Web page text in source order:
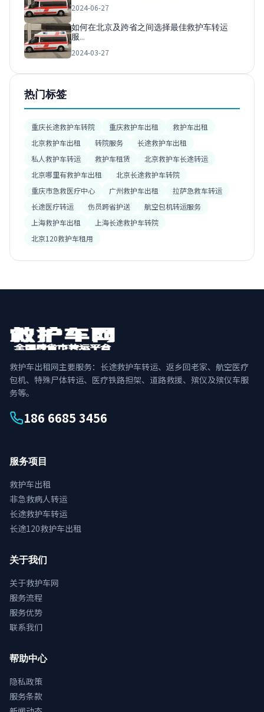
2024-06-27
如何在北京及跨省之间选择最佳救护车转运
服…
2024-03-27
热门标签
重庆长途救护车转院 重庆救护车出租
救护车出租
北京救护车出租
转院服务
长途救护车出租
私人救护车转运
救护车租赁
北京救护车长途转运
北京哪里有救护车出租
北京长途救护车转院
重庆市急救医疗中心
广州救护车出租
拉萨急救车转运
长途医疗转运
伤员跨省护送
航空包机转运服务
上海救护车出租
上海长途救护车转院
北京120救护车租用
救护车出租网主要服务：长途救护车转运、返乡回老家、航空医疗
包机、特殊尸体转运、医疗铁路担架、道路救援、殡仪及殡仪车服
务等。
186 6685 3456
服务项目
救护车出租
非急救病人转运
长途救护车转运
长途120救护车出租
关于我们
关于救护车网
服务流程
服务优势
联系我们
帮助中心
隐私政策
服务条款